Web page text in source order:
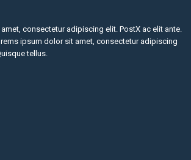
consectetur adipiscing elit. PostX ac elit ante.
ipsum dolor sit amet, consectetur adipiscing
tellus.